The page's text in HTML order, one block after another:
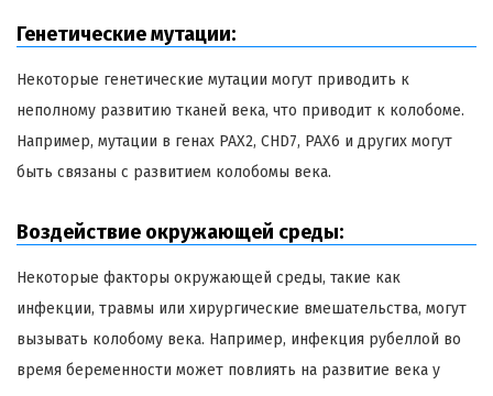
Генетические мутации:
Некоторые генетические мутации могут приводить к
неполному развитию тканей века, что приводит к колобоме.
Например, мутации в генах PAX2, CHD7, PAX6 и других могут
быть связаны с развитием колобомы века.
Воздействие окружающей среды:
Некоторые факторы окружающей среды, такие как
инфекции, травмы или хирургические вмешательства, могут
вызывать колобому века. Например, инфекция рубеллой во
время беременности может повлиять на развитие века у